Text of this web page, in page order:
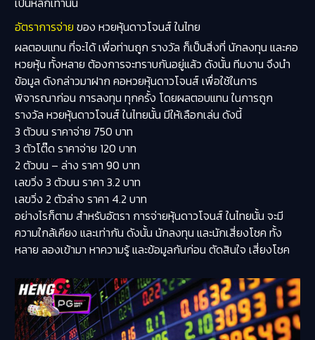
อัตราการจ่าย ของ หวยหุ้นดาวโจนส์ ในไทย
ผลตอบแทน ที่จะได้ เพื่อท่านถูก รางวัล ก็เป็นสิ่งที่ นักลงทุน และคอ
หวยหุ้น ทั้งหลาย ต้องการจะทราบกันอยู่แล้ว ดังนั้น ทีมงาน จึงนำ
ข้อมูล ดังกล่าวมาฝาก คอหวยหุ้นดาวโจนส์ เพื่อใช้ในการ
พิจารณาก่อน การลงทุน ทุกครั้ง โดยผลตอบแทน ในการถูก
รางวัล หวยหุ้นดาวโจนส์ ในไทยนั้น มีให้เลือกเล่น ดังนี้
3 ตัวบน ราคาจ่าย 750 บาท
3 ตัวโต๊ด ราคาจ่าย 120 บาท
2 ตัวบน – ล่าง ราคา 90 บาท
เลขวิ่ง 3 ตัวบน ราคา 3.2 บาท
เลขวิ่ง 2 ตัวล่าง ราคา 4.2 บาท
อย่างไรก็ตาม สำหรับอัตรา การจ่ายหุ้นดาวโจนส์ ในไทยนั้น จะมี
ความใกล้เคียง และเท่ากัน ดังนั้น นักลงทุน และนักเสี่ยงโชค ทั้ง
หลาย ลองเข้ามา หาความรู้ และข้อมูลกันก่อน ตัดสินใจ เสี่ยงโชค